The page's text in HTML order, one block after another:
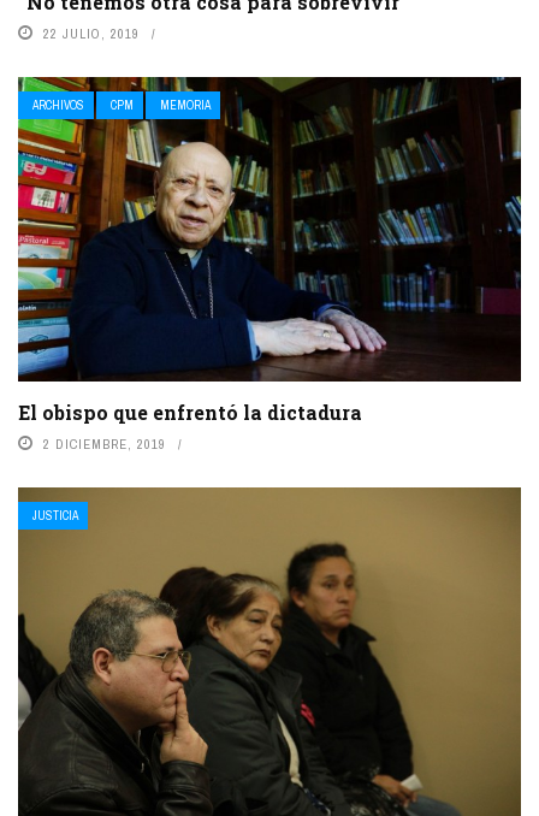
22 JULIO, 2019
ARCHIVOS CPM MEMORIA
El obispo que enfrentó la dictadura
2 DICIEMBRE, 2019
JUSTICIA